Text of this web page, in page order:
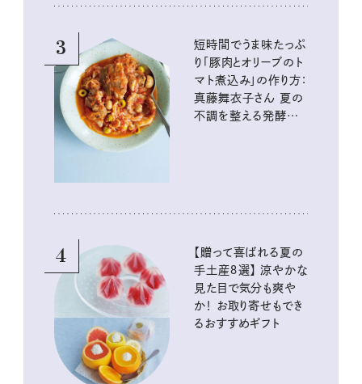
3
短時間でうま味たっぷ
り「豚肉とオリーブのト
マト煮込み」の作り方：
真藤舞衣子さん 夏の
不調を整える発酵レ
4
【贈って喜ばれる夏の
手土産８選】 涼やかな
見た目で気分も爽や
か！ お取り寄せもでき
るおすすめギフト